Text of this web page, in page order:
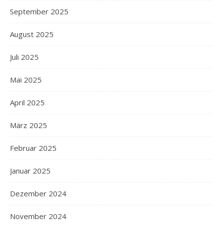
September 2025
August 2025
Juli 2025
Mai 2025
April 2025
März 2025
Februar 2025
Januar 2025
Dezember 2024
November 2024